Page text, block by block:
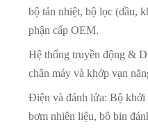
bộ tản nhiệt, bộ lọc (dầu,
phận cấp OEM.
Hệ thống truyền động &
chân máy và khớp vạn
Điện và đánh lửa: Bộ khởi
bơm nhiên liệu, bô bin